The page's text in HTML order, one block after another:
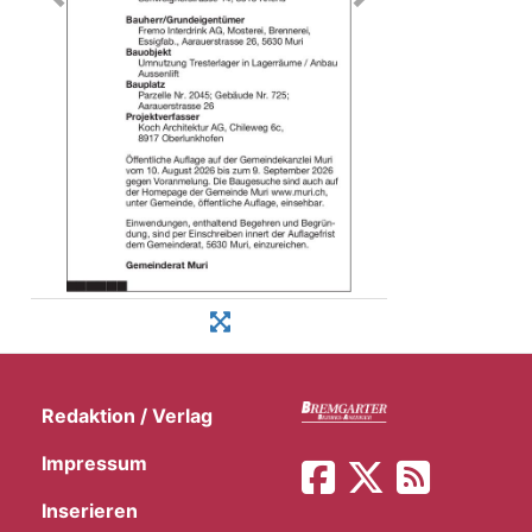
Redaktion / Verlag
Impressum
Inserieren